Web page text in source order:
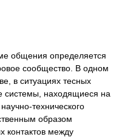
общения определяется
сообщество. В одном
в ситуациях тесных
системы, находящиеся на
технического
образом
контактов между